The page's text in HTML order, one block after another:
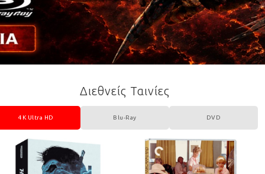
Διεθνείς Ταινίες
4K Ultra HD Blu-Ray DVD